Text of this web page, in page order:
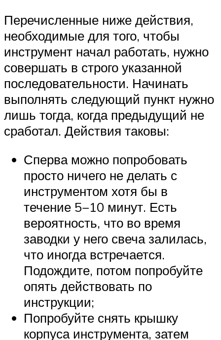
Перечисленные ниже действия,
необходимые для того, чтобы
инструмент начал работать, нужно
совершать в строго указанной
последовательности. Начинать
выполнять следующий пункт нужно
лишь тогда, когда предыдущий не
сработал. Действия таковы:
Сперва можно попробовать
просто ничего не делать с
инструментом хотя бы в
течение 5−10 минут. Есть
вероятность, что во время
заводки у него свеча залилась,
что иногда встречается.
Подождите, потом попробуйте
опять действовать по
инструкции;
Попробуйте снять крышку
корпуса инструмента, затем